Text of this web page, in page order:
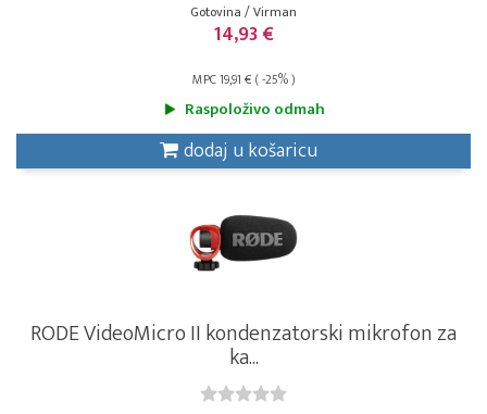
Gotovina / Virman
14,93 €
MPC 19,91 € ( -25% )
Raspoloživo odmah
dodaj u košaricu
RODE VideoMicro II kondenzatorski mikrofon za
ka...